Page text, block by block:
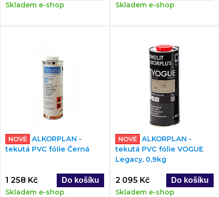
Skladem e-shop Skladem e-shop
NOVÉ
ALKORPLAN -
tekutá PVC fólie Černá
1 258 Kč
Skladem e-shop
NOVÉ
ALKORPLAN -
tekutá PVC fólie VOGUE
Legacy, 0,9kg
2 095 Kč
Skladem e-shop